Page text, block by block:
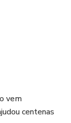
vem
centenas